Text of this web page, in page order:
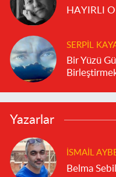
SERPIL
Bir Yüzü
Yazarlar
İSMAIL
Belma